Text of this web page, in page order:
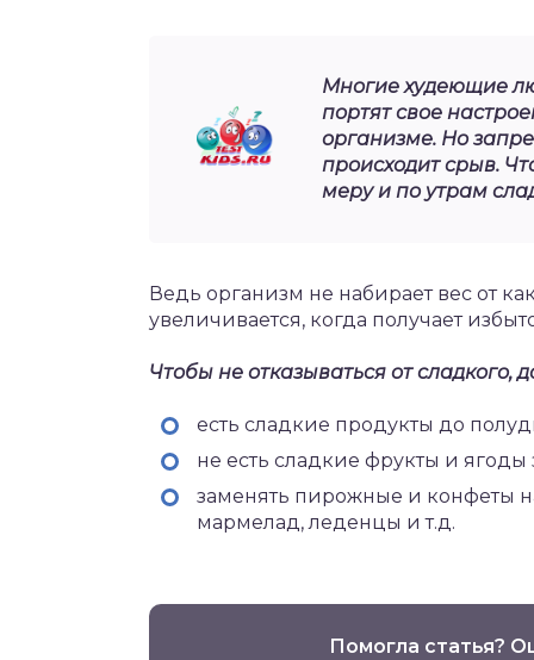
Многие худеющие
портят свое
организме. Но
происходит срыв.
меру и по утрам
Ведь организм не набирает вес от
увеличивается, когда получает
Чтобы не отказываться от
есть сладкие продукты до
не есть сладкие фрукты и ягоды
заменять пирожные и конфеты
мармелад, леденцы и т.д.
Помогла статья?